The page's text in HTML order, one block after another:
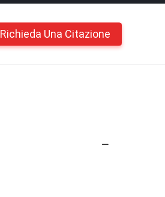
Richieda Una Citazione